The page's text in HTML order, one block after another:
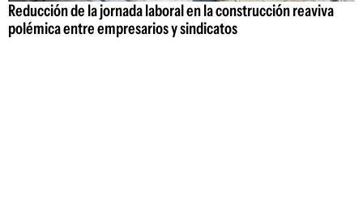
Reducción de la jornada laboral en la construcción reaviva
polémica entre empresarios y sindicatos